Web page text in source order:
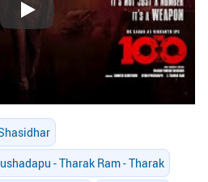
Play
- Tharak Ram - Tharak